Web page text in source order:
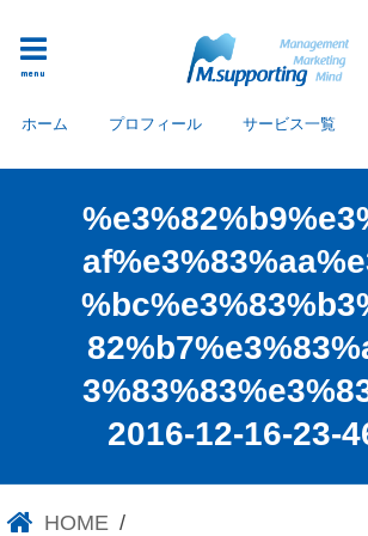
menu
ホーム プロフィール サービス一覧
2016-12-16-23-
HOME